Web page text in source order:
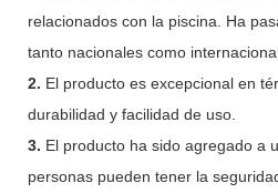
relacionados con la piscina. Ha
tanto nacionales como
2. El producto es excepcional en
durabilidad y facilidad de uso.
3. El producto ha sido agregado a
personas pueden tener la